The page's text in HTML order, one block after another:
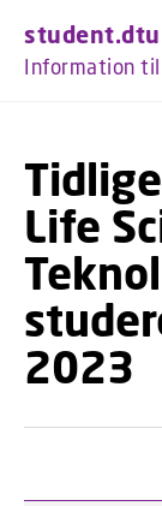
Information til
Life
2023